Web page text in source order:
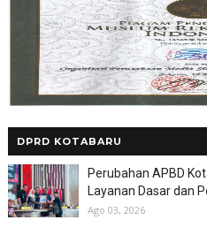
DPRD KOTABARU
Perubahan APBD
Layanan Dasar dan
Ago 03, 2026